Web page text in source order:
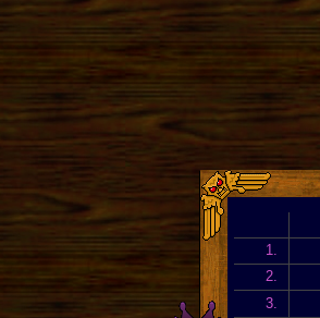
1.
2.
3.